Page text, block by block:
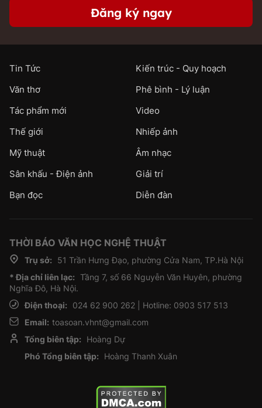
Đăng ký ngay
Tin Tức
Kiến trúc - Quy hoạch
Văn thơ
Phê bình - Lý luận
Tác phẩm mới
Video
Thế giới
Nhiếp ảnh
Mỹ thuật
Âm nhạc
Sân khấu - Điện ảnh
Giải trí
Bạn đọc
Diễn đàn
THỜI BÁO VĂN HỌC NGHỆ THUẬT
Trụ sở:
51 Trần Hưng Đạo, phường Cửa Nam, TP.Hà Nội
* Địa chỉ liên lạc: Tầng 7, số 66 Nguyễn Văn Huyên, phường
Nghĩa Đô, Hà Nội.
Điện thoại:
024 62 900 262 | Hotline: 0903 517 513
Email: toasoan.vhnt@gmail.com
Tổng biên tập:
Hoàng Dự
Phó Tổng biên tập:
Hoàng Thanh Xuân